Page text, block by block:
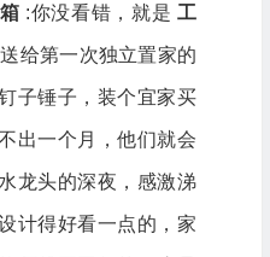
:你没看错，就是 工
给第一次独立置家的
子锤子，装个宜家买
出一个月，他们就会
龙头的深夜，感激涕
计得好看一点的，家